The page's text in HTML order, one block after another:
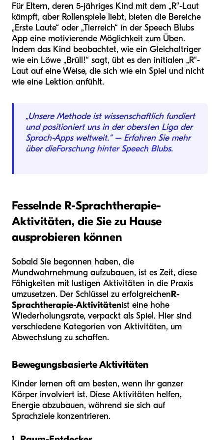
Für Eltern, deren 5-jähriges Kind mit dem „R“-Laut
kämpft, aber Rollenspiele liebt, bieten die Bereiche
„Erste Laute“ oder „Tierreich“ in der Speech Blubs
App eine motivierende Möglichkeit zum Üben.
Indem das Kind beobachtet, wie ein Gleichaltriger
wie ein Löwe „Brüll!“ sagt, übt es den initialen „R“-
Laut auf eine Weise, die sich wie ein Spiel und nicht
wie eine Lektion anfühlt.
„Unsere Methode ist wissenschaftlich fundiert
und positioniert uns in der obersten Liga der
Sprach-Apps weltweit.“ – Erfahren Sie mehr
über dieForschung hinter Speech Blubs.
Fesselnde R-Sprachtherapie-
Aktivitäten, die Sie zu Hause
ausprobieren können
Sobald Sie begonnen haben, die
Mundwahrnehmung aufzubauen, ist es Zeit, diese
Fähigkeiten mit lustigen Aktivitäten in die Praxis
umzusetzen. Der Schlüssel zu erfolgreichenR-
Sprachtherapie-Aktivitätenist eine hohe
Wiederholungsrate, verpackt als Spiel. Hier sind
verschiedene Kategorien von Aktivitäten, um
Abwechslung zu schaffen.
Bewegungsbasierte Aktivitäten
Kinder lernen oft am besten, wenn ihr ganzer
Körper involviert ist. Diese Aktivitäten helfen,
Energie abzubauen, während sie sich auf
Sprachziele konzentrieren.